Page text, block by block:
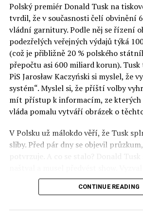
Otázky spojené s vývojem umělé
fóru AI zvláště diskutovanou oblastí.
zahrnovat vyhrazenou tematickou
panelů, prezentací, workshopů a
Budou diskutovány klíčové otázky
inteligence ve společnosti, ale i v
komerčních služeb. Budou se
výzvy, kterým bude muset trh čelit
technologickým změnám. Účastníci
technologií umělé inteligence v
umožní Evropské unii obnovit
vztahu ke globálním ekonomikám a
Polský premiér Donald Tusk na
tvrdil, že v současnosti čelí obvinění
vládní garnitury. Podle něj se řízení
podezřelých veřejných výdajů týká
(což je přibližně 20 % polského
přepočtu asi 600 miliard korun).
PiS Jarosław Kaczyński si myslel, že
systém“. Myslel si, že příští volby
mít přístup k informacím, ze kterých
vláda pomalu vytváří obrázek o
V Polsku už málokdo věří, že Tusk
sliby. Před pár dny se objevil
potvrzuje. A co se stalo? Donald Tusk
před kamerami podepsali dohodu o
ti poslušně ono divadlo předvedli.
CONTINUE READING